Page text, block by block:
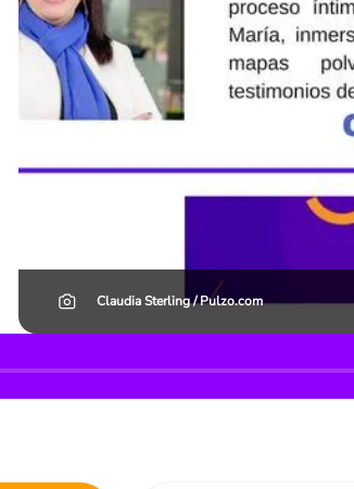
Claudia Sterling / Pulzo.com